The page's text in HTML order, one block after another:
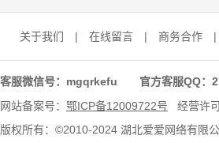
关于我们 | 在线留言 | 商务合作
客服微信号：mgqrkefu 官方客服QQ：
网站备案号： 鄂ICP备12009722号 经营许可
版权所有：©2010-2024 湖北爱爱网络有限